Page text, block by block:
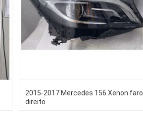
2015-2017 Mercedes 156 Xenon farol
direito